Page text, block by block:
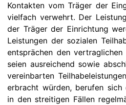
Kontakten vom Träger der
vielfach verwehrt. Der
der Träger der Einrichtung
Leistungen der sozialen
entsprächen den vertraglichen
seien ausreichend sowie
vereinbarten
erbracht würden, berufen sich
in den streitigen Fällen